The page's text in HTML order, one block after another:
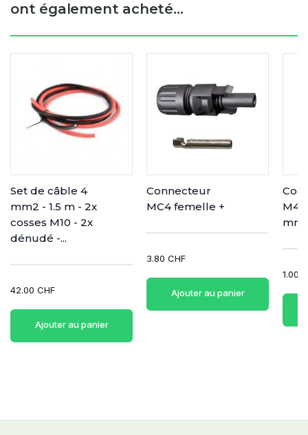
ont également acheté...
Set de câble 4
mm2 - 1.5 m - 2x
cosses M10 - 2x
dénudé -...
42.00 CHF
Ajouter au panier
Connecteur
MC4 femelle +
3.80 CHF
Ajouter au panier
M4 -
1.00